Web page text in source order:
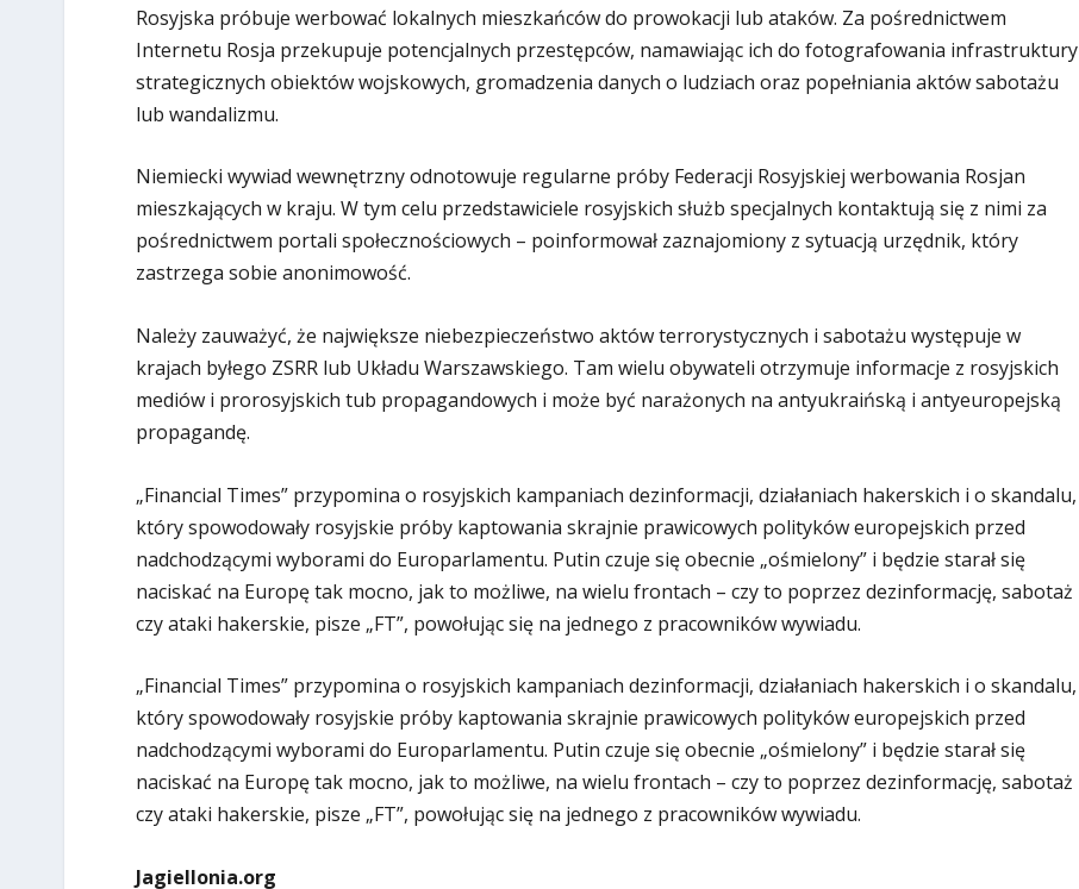
Rosyjska próbuje werbować lokalnych mieszkańców do prowokacji lub ataków. Za pośrednictwem
Internetu Rosja przekupuje potencjalnych przestępców, namawiając ich do fotografowania infrastruktury
strategicznych obiektów wojskowych, gromadzenia danych o ludziach oraz popełniania aktów sabotażu
lub wandalizmu.
Niemiecki wywiad wewnętrzny odnotowuje regularne próby Federacji Rosyjskiej werbowania Rosjan
mieszkających w kraju. W tym celu przedstawiciele rosyjskich służb specjalnych kontaktują się z nimi za
pośrednictwem portali społecznościowych – poinformował zaznajomiony z sytuacją urzędnik, który
zastrzega sobie anonimowość.
Należy zauważyć, że największe niebezpieczeństwo aktów terrorystycznych i sabotażu występuje w
krajach byłego ZSRR lub Układu Warszawskiego. Tam wielu obywateli otrzymuje informacje z rosyjskich
mediów i prorosyjskich tub propagandowych i może być narażonych na antyukraińską i antyeuropejską
propagandę.
„Financial Times” przypomina o rosyjskich kampaniach dezinformacji, działaniach hakerskich i o skandalu,
który spowodowały rosyjskie próby kaptowania skrajnie prawicowych polityków europejskich przed
nadchodzącymi wyborami do Europarlamentu. Putin czuje się obecnie „ośmielony” i będzie starał się
naciskać na Europę tak mocno, jak to możliwe, na wielu frontach – czy to poprzez dezinformację, sabotaż
czy ataki hakerskie, pisze „FT”, powołując się na jednego z pracowników wywiadu.
„Financial Times” przypomina o rosyjskich kampaniach dezinformacji, działaniach hakerskich i o skandalu,
który spowodowały rosyjskie próby kaptowania skrajnie prawicowych polityków europejskich przed
nadchodzącymi wyborami do Europarlamentu. Putin czuje się obecnie „ośmielony” i będzie starał się
naciskać na Europę tak mocno, jak to możliwe, na wielu frontach – czy to poprzez dezinformację, sabotaż
czy ataki hakerskie, pisze „FT”, powołując się na jednego z pracowników wywiadu.
Jagiellonia.org